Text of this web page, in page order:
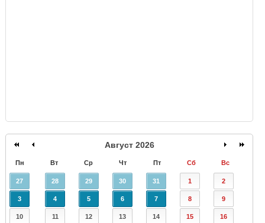
Август 2026
Пн Вт Ср Чт Пт Сб Вс
27 28 29 30 31 1 2
3 4 5 6 7 8 9
10 11 12 13 14 15 16